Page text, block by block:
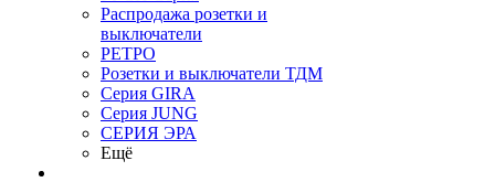
Распродажа розетки и
выключатели
РЕТРО
Розетки и выключатели ТДМ
Серия GIRA
Серия JUNG
СЕРИЯ ЭРА
Ещё